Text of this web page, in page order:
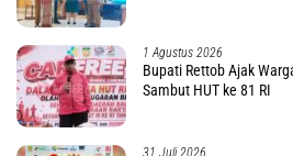
1 Agustus 2026
Bupati Rettob Ajak
Sambut HUT ke 81 RI
31 Juli 2026